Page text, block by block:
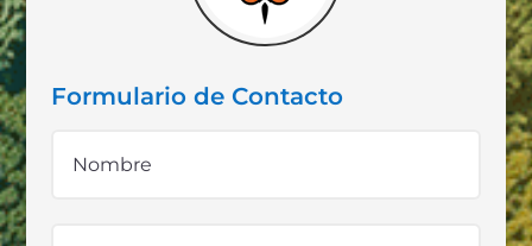
Formulario de Contacto